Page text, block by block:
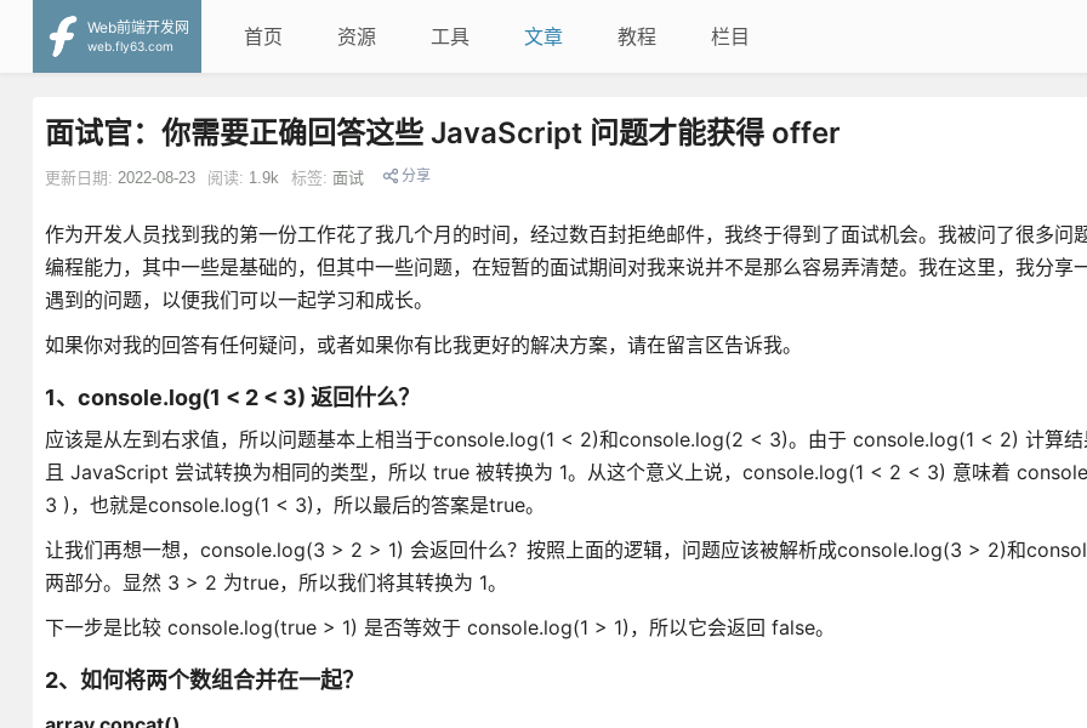
Web前端开发网
web.fly63.com
首页 资源 工具 文章 教程 栏目
面试官：你需要正确回答这些 JavaScript 问题才能获得 offer
更新日期: 2022-08-23 阅读: 1.9k 标签: 面试 分享
作为开发人员找到我的第一份工作花了我几个月的时间，经过数百封拒绝邮件，我终于得到了面试机会。我被问了很多问
编程能力，其中一些是基础的，但其中一些问题，在短暂的面试期间对我来说并不是那么容易弄清楚。我在这里，我分享
遇到的问题，以便我们可以一起学习和成长。
如果你对我的回答有任何疑问，或者如果你有比我更好的解决方案，请在留言区告诉我。
1、console.log(1 < 2 < 3) 返回什么？
应该是从左到右求值，所以问题基本上相当于console.log(1 < 2)和console.log(2 < 3)。由于 console.log(1 < 2) 计算
且 JavaScript 尝试转换为相同的类型，所以 true 被转换为 1。从这个意义上说，console.log(1 < 2 < 3) 意味着
3 )，也就是console.log(1 < 3)，所以最后的答案是true。
让我们再想一想，console.log(3 > 2 > 1) 会返回什么？按照上面的逻辑，问题应该被解析成console.log(3 > 2)和
两部分。显然 3 > 2 为true，所以我们将其转换为 1。
下一步是比较 console.log(true > 1) 是否等效于 console.log(1 > 1)，所以它会返回 false。
2、如何将两个数组合并在一起？